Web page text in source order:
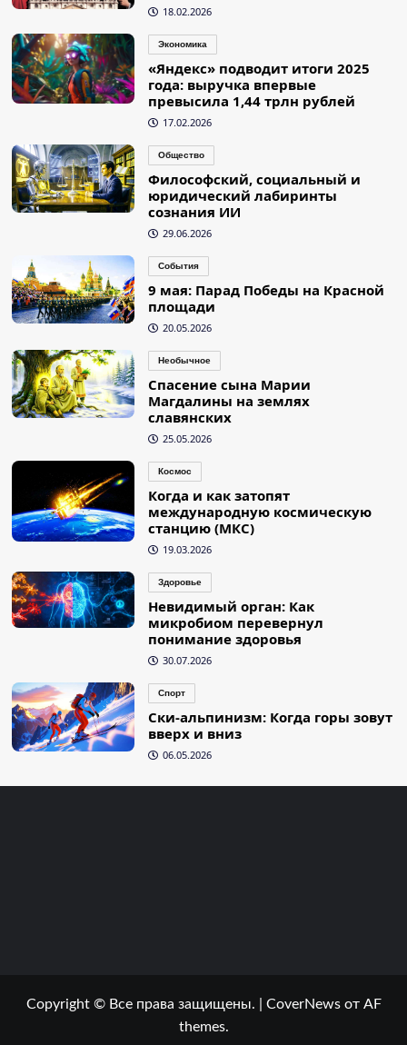
18.02.2026
Экономика
«Яндекс» подводит итоги 2025
года: выручка впервые
превысила 1,44 трлн рублей
17.02.2026
Общество
Философский, социальный и
юридический лабиринты
сознания ИИ
29.06.2026
События
9 мая: Парад Победы на Красной
площади
20.05.2026
Необычное
Спасение сына Марии
Магдалины на землях
славянских
25.05.2026
Космос
Когда и как затопят
международную космическую
станцию (МКС)
19.03.2026
Здоровье
Невидимый орган: Как
микробиом перевернул
понимание здоровья
30.07.2026
Спорт
Ски-альпинизм: Когда горы зовут
вверх и вниз
06.05.2026
Copyright © Все права защищены. CoverNewsот AF
themes.